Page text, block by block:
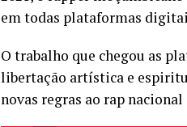
em todas plataformas
O trabalho que chegou as
libertação artística e
novas regras ao rap